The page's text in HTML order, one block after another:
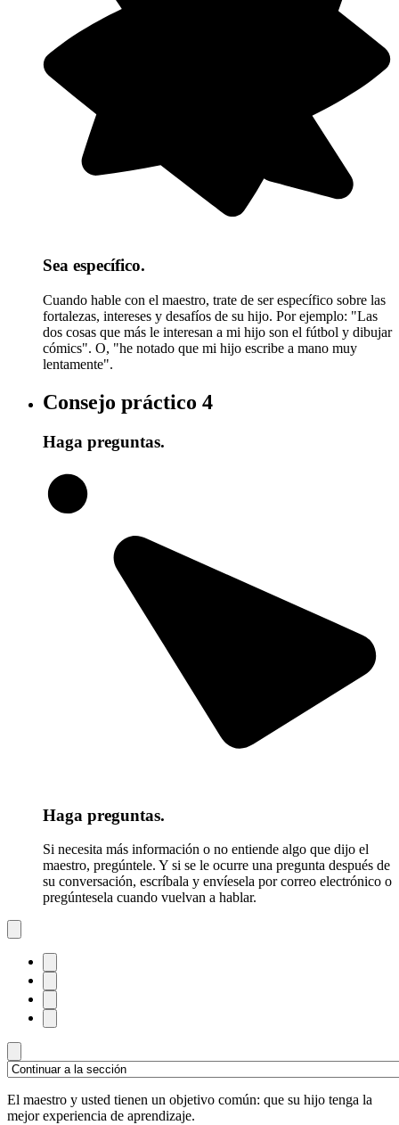
Sea específico.
Cuando hable con el maestro, trate de ser específico sobre las
fortalezas, intereses y desafíos de su hijo. Por ejemplo: "Las
dos cosas que más le interesan a mi hijo son el fútbol y dibujar
cómics". O, "he notado que mi hijo escribe a mano muy
lentamente".
Consejo práctico 4
Haga preguntas.
Haga preguntas.
Si necesita más información o no entiende algo que dijo el
maestro, pregúntele. Y si se le ocurre una pregunta después de
su conversación, escríbala y envíesela por correo electrónico o
pregúntesela cuando vuelvan a hablar.
El maestro y usted tienen un objetivo común: que su hijo tenga la
mejor experiencia de aprendizaje.